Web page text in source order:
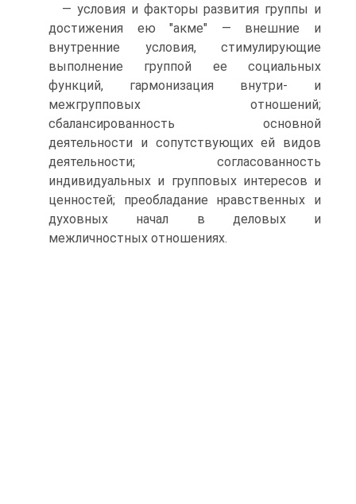
— условия и факторы развития группы и
достижения ею "акме" — внешние и
внутренние условия, стимулирующие
выполнение группой ее социальных
функций, гармонизация внутри- и
межгрупповых отношений;
сбалансированность основной
деятельности и сопутствующих ей видов
деятельности; согласованность
индивидуальных и групповых интересов и
ценностей; преобладание нравственных и
духовных начал в деловых и
межличностных отношениях.